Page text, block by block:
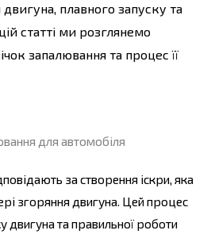
плавного запуску та
статті ми розглянемо
запалювання та процес її
для автомобіля
за створення іскри, яка
згоряння двигуна. Цей процес
двигуна та правильної роботи